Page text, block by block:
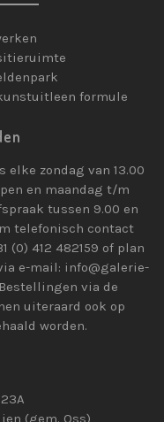
formule
elke zondag van 13.00
en maandag t/m
tussen 9.00 en
telefonisch contact
(0) 412 482159 of plan
e-mail: info@galerie-
via de
uiteraard ook op
worden.
(gem. Oss)